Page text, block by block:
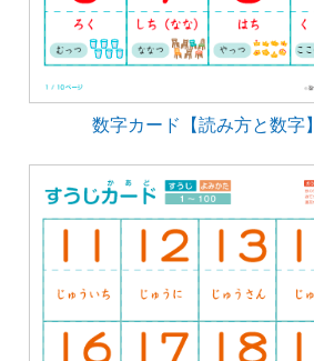
数字カード【読み方と数字